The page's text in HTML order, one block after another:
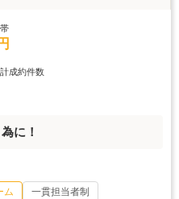
成約件数
に！
ム
一貫担当者制